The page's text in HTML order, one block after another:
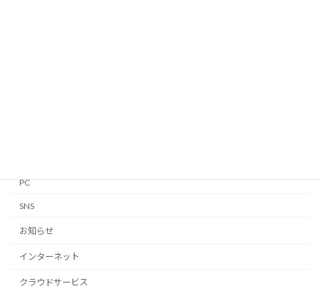
PC
SNS
お知らせ
インターネット
クラウドサービス